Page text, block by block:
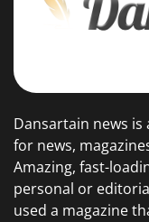
Dansartain news is
for news,
Amazing, fast-
personal or
used a magazine